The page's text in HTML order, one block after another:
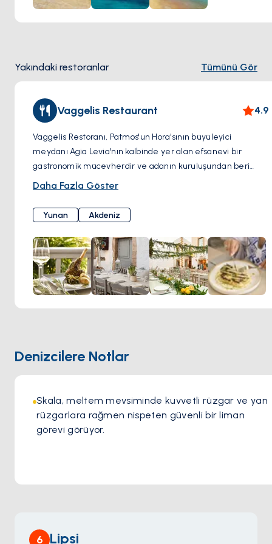
Yakındaki restoranlar Tümünü Gör
Vaggelis Restaurant 4.9
Vaggelis Restoranı, Patmos'un Hora'sının büyüleyici
meydanı Agia Levia'nın kalbinde yer alan efsanevi bir
gastronomik mücevherdir ve adanın kuruluşundan beri
varlığını sürdürmektedir. Tarihle iç içe geçmiş ve bir peri
meyhane, onlarca yıldır ziyaretçilerin buluşma noktası
olmuş ve tutkuyla orijinal fikir ve ideallerini korumuştur.
Modern etkilerle Akdeniz mutfağı sunarlar.
Daha Fazla Göster
Yunan Akdeniz
Denizcilere Notlar
Skala, meltem mevsiminde kuvvetli rüzgar ve yan
rüzgarlara rağmen nispeten güvenli bir liman
görevi görüyor.
6 Lipsi